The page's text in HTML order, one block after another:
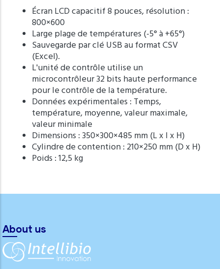
Écran LCD capacitif 8 pouces, résolution :
800×600
Large plage de températures (-5° à +65°)
Sauvegarde par clé USB au format CSV
(Excel).
L'unité de contrôle utilise un
microcontrôleur 32 bits haute performance
pour le contrôle de la température.
Données expérimentales : Temps,
température, moyenne, valeur maximale,
valeur minimale
Dimensions : 350×300×485 mm (L x l x H)
Cylindre de contention : 210×250 mm (D x H)
Poids : 12,5 kg
About us